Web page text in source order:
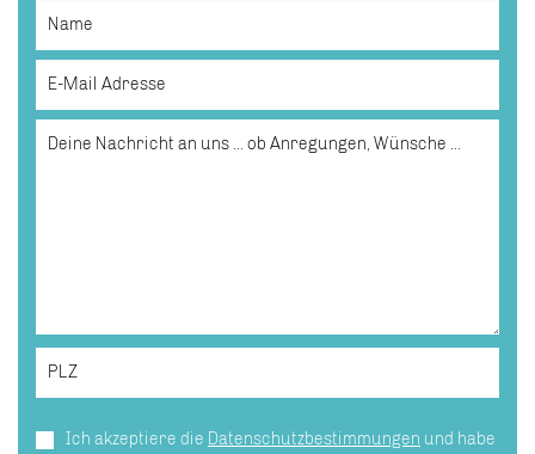
Ich akzeptiere die Datenschutzbestimmungen und habe